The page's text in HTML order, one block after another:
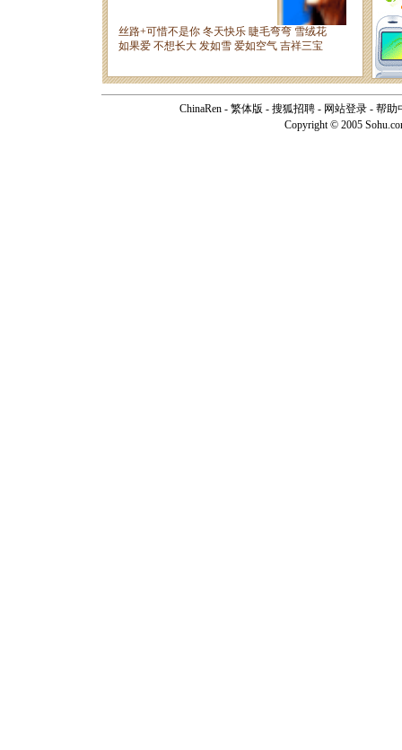
ChinaRen - 繁体版 - 搜狐招聘 - 网站登录 - 帮助
Copyright © 2005